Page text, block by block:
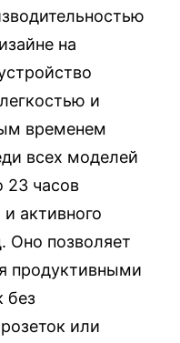
на
и
временем
всех моделей
23 часов
активного
Оно позволяет
продуктивными
без
или